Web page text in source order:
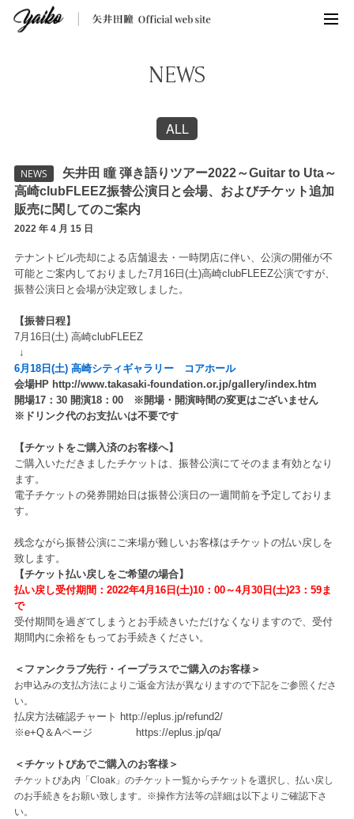
NEWS
ALL
NEWS
矢井田 瞳 弾き語りツアー2022～Guitar to Uta～
高崎clubFLEEZ振替公演日と会場、およびチケット追加
販売に関してのご案内
2022 年 4 月 15 日
テナントビル売却による店舗退去・一時閉店に伴い、公演の開催が不
可能とご案内しておりました7月16日(土)高崎clubFLEEZ公演ですが、
振替公演日と会場が決定致しました。
【振替日程】
7月16日(土) 高崎clubFLEEZ
↓
6月18日(土) 高崎シティギャラリー コアホール
会場HP http://www.takasaki-foundation.or.jp/gallery/index.htm
開場17：30 開演18：00 ※開場・開演時間の変更はございません
※ドリンク代のお支払いは不要です
【チケットをご購入済のお客様へ】
ご購入いただきましたチケットは、振替公演にてそのまま有効となり
ます。
電子チケットの発券開始日は振替公演日の一週間前を予定しておりま
す。
残念ながら振替公演にご来場が難しいお客様はチケットの払い戻しを
致します。
【チケット払い戻しをご希望の場合】
払い戻し受付期間：2022年4月16日(土)10：00～4月30日(土)23：59ま
で
受付期間を過ぎてしまうとお手続きいただけなくなりますので、受付
期間内に余裕をもってお手続きください。
＜ファンクラブ先行・イープラスでご購入のお客様＞
お申込みの支払方法によりご返金方法が異なりますので下記をご参照くださ
い。
払戻方法確認チャート http://eplus.jp/refund2/
※e+Q＆Aページ
https://eplus.jp/qa/
＜チケットぴあでご購入のお客様＞
チケットぴあ内「Cloak」のチケット一覧からチケットを選択し、払い戻し
のお手続きをお願い致します。※操作方法等の詳細は以下よりご確認下さ
い。